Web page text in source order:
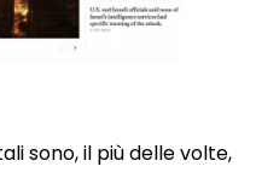
sono, il più delle volte,